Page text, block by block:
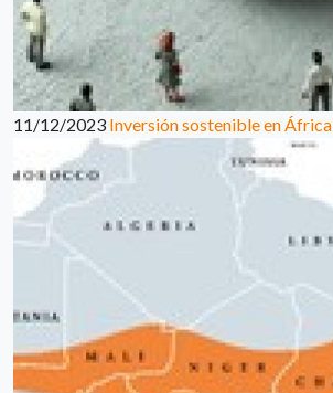
11/12/2023 Inversión sostenible en África